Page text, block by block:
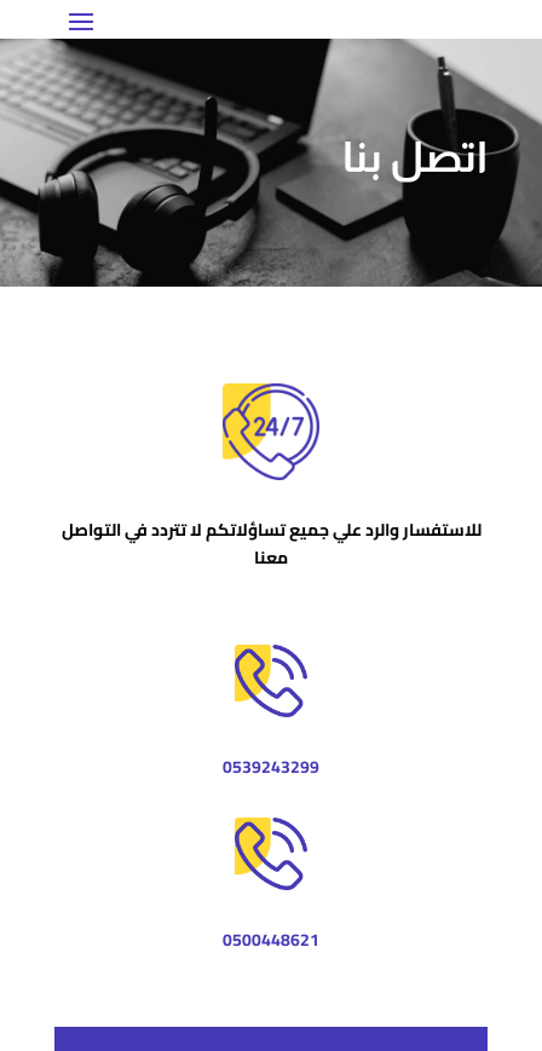
اتصل بنا
للاستفسار والرد علي جميع تساؤلاتكم لا تتردد في التواصل
معنا
0539243299
0500448621